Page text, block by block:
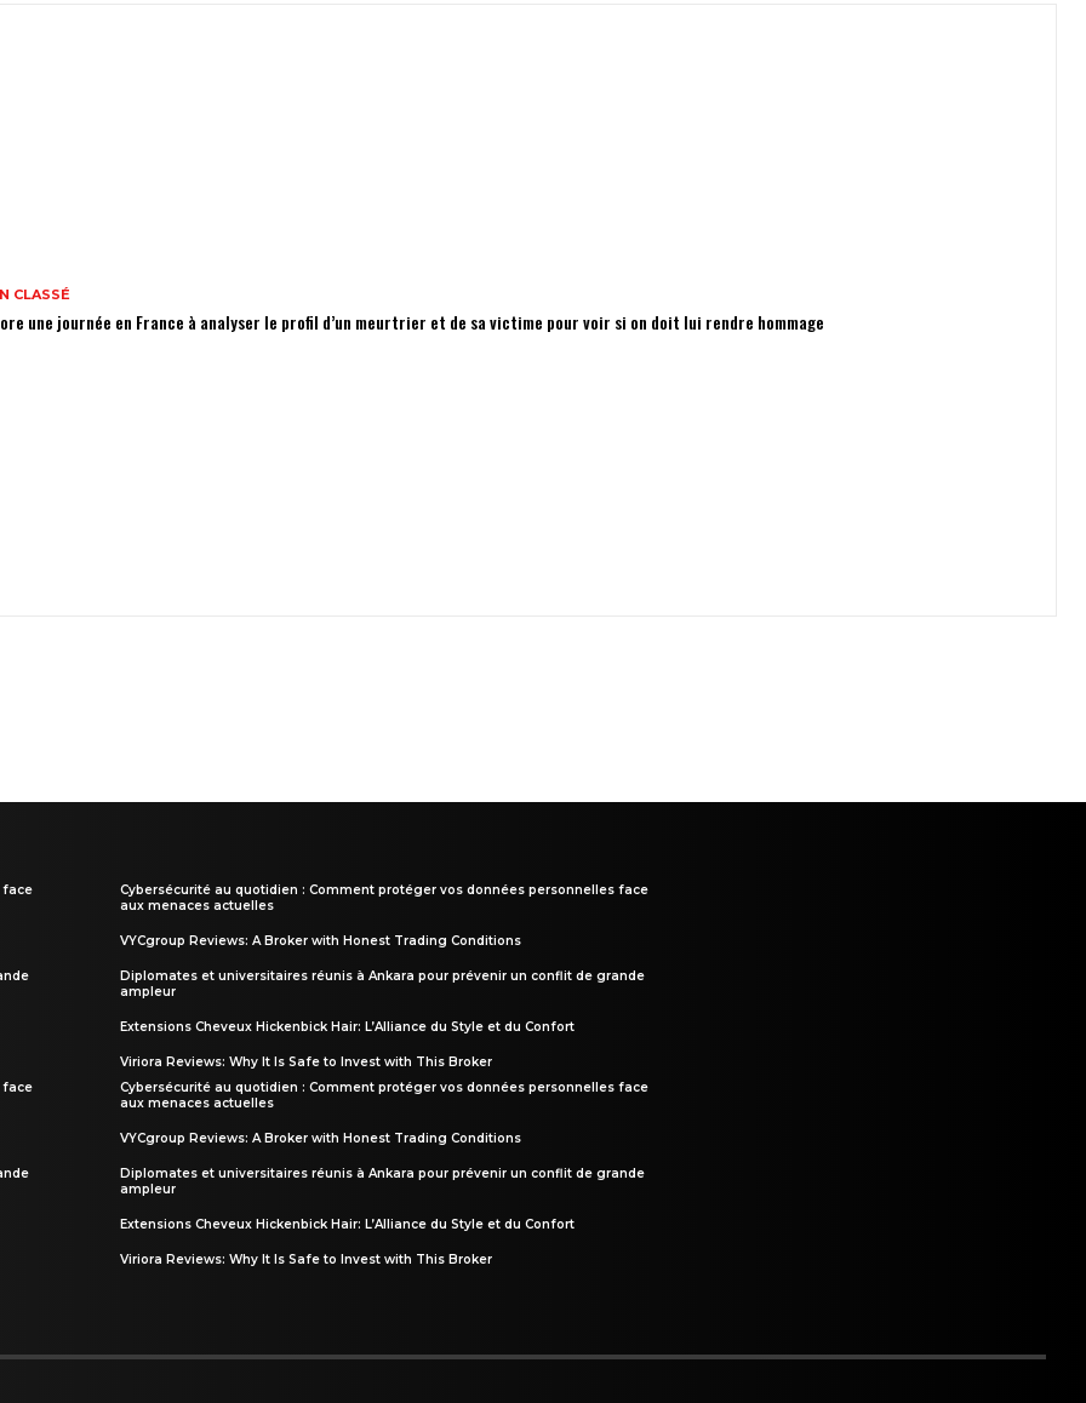
CLASSÉ
une journée en France à analyser le profil d’un meurtrier et de sa victime pour voir si on doit lui rendre hommage
face
face
Cybersécurité au quotidien : Comment protéger vos données personnelles face
aux menaces actuelles
VYCgroup Reviews: A Broker with Honest Trading Conditions
Diplomates et universitaires réunis à Ankara pour prévenir un conflit de grande
ampleur
Extensions Cheveux Hickenbick Hair: L’Alliance du Style et du Confort
Viriora Reviews: Why It Is Safe to Invest with This Broker
Cybersécurité au quotidien : Comment protéger vos données personnelles face
aux menaces actuelles
VYCgroup Reviews: A Broker with Honest Trading Conditions
Diplomates et universitaires réunis à Ankara pour prévenir un conflit de grande
ampleur
Extensions Cheveux Hickenbick Hair: L’Alliance du Style et du Confort
Viriora Reviews: Why It Is Safe to Invest with This Broker